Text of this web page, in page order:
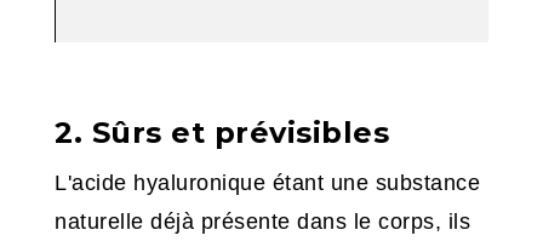
2. Sûrs et prévisibles
L'acide hyaluronique étant une substance
naturelle déjà présente dans le corps, ils